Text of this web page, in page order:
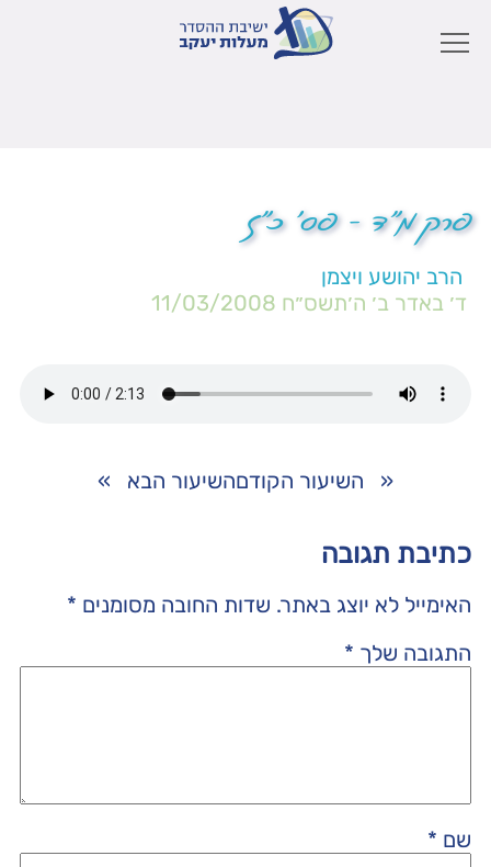
פרק מ"ד – פס' כ"ז
הרב יהושע ויצמן
ד׳ באדר ב׳ ה׳תשס״ח 11/03/2008
« השיעור הקודםהשיעור הבא »
כתיבת תגובה
האימייל לא יוצג באתר. שדות החובה מסומנים *
התגובה שלך *
שם *